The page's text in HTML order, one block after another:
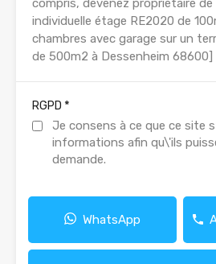
RGPD *
Je consens à ce que ce site
informations afin qu\'ils
demande.
WhatsApp